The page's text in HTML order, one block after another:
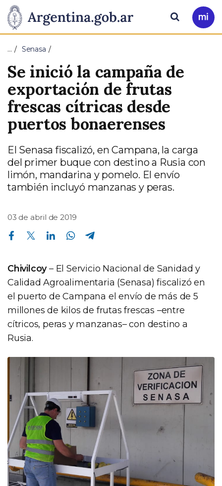
Presidencia
de
la
Nación
Pasar al contenido principal
Ir
a
Buscar
… Senasa
Se inició la campaña de
exportación de frutas
frescas cítricas desde
puertos bonaerenses
El Senasa fiscalizó, en Campana, la carga
del primer buque con destino a Rusia con
limón, mandarina y pomelo. El envío
también incluyó manzanas y peras.
03 de abril de 2019
Compartir en Facebook Compartir en Twitter Compartir en Linkedin Compartir en Whatsapp
Chivilcoy– El Servicio Nacional de Sanidad y
Calidad Agroalimentaria (Senasa) fiscalizó en
el puerto de Campana el envío de más de 5
millones de kilos de frutas frescas –entre
cítricos, peras y manzanas– con destino a
Rusia.